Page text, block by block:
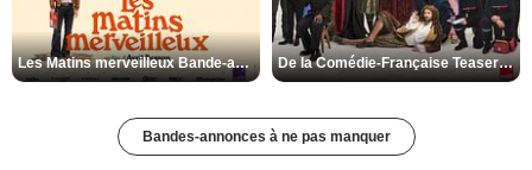
Les Matins merveilleux Bande-annonce VF De la Comédie-Française Teaser VF
Bandes-annonces à ne pas manquer